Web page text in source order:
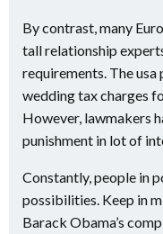
By contrast, many
tall relationship
requirements. The usa
wedding tax charges
However, lawmakers
punishment in lot of
Constantly, people in
possibilities. Keep in
Barack Obama’s